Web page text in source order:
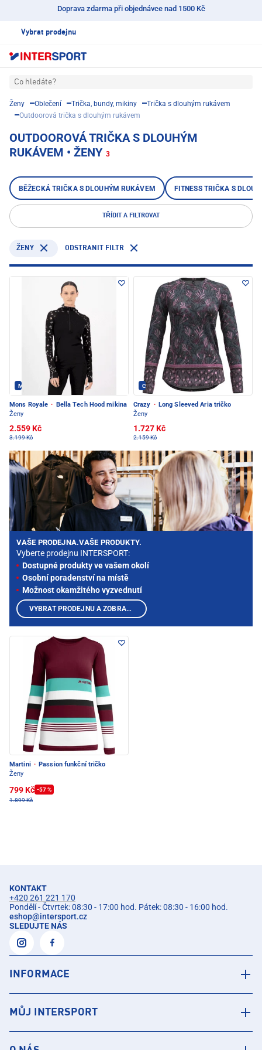
Doprava zdarma při objednávce nad 1500 Kč
Vybrat prodejnu
Co hledáte?
Ženy Oblečení Trička, bundy, mikiny
Trička s dlouhým rukávem
Outdoorová trička s dlouhým rukávem
OUTDOOROVÁ TRIČKA S DLOUHÝM
RUKÁVEM • ŽENY 3
BĚŽECKÁ TRIČKA S DLOUHÝM RUKÁVEM FITNESS TRIČKA S
TŘÍDIT A FILTROVAT
ŽENY ODSTRANIT FILTR
Mons Royale - PEC POD SNĚŽKOU
Mons Royale · Bella Tech Hood mikina
Ženy
2.559 Kč
3.199 Kč
Crazy - PEC POD SNĚŽKOU
Crazy · Long Sleeved Aria tričko
Ženy
1.727 Kč
2.159 Kč
Martini · Passion funkční tričko
Ženy
799 Kč -57 %
1.899 Kč
VAŠE PRODEJNA.VAŠE PRODUKTY.
Vyberte prodejnu INTERSPORT:
Dostupné produkty ve vašem okolí
Osobní poradenství na místě
Možnost okamžitého vyzvednutí
VYBRAT PRODEJNU A ZOBRAZIT PRODUKTY
KONTAKT
+420 261 221 170
Pondělí - Čtvrtek: 08:30 - 17:00 hod. Pátek: 08:30 - 16:00 hod.
eshop@intersport.cz
SLEDUJTE NÁS
INFORMACE
MŮJ INTERSPORT